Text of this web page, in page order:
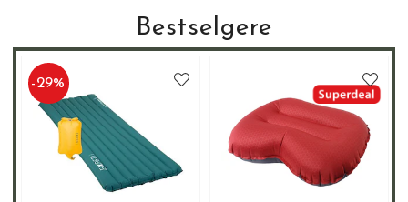
Exped liggeunderlag er kjent for sin eksepsjonelt høye
Hvorfor har HPT valgt å samarbeide med Exped:
- Man kan ikke være god på liggeunderlag uten å tilby Exped.
- Komforten i disse liggeunderlagene
- Et bredt sortiment som passer til alle turer.
Våre favoritter:Ultra 5R,Dura 8R Chair kit
Bestselgere
-29%